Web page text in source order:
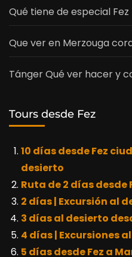
Qué tiene de especial Fez
Que ver en Merzouga
Tánger Qué ver hacer y
Tours desde Fez
10 días desde Fez
desierto
Ruta de 2 días desde
2 días | Excursión al
3 días al desierto
4 días | Excursiones
5 días desde Fez a